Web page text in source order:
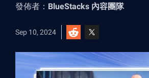
發佈者： BlueStacks 內容團隊
Sep 10, 2024